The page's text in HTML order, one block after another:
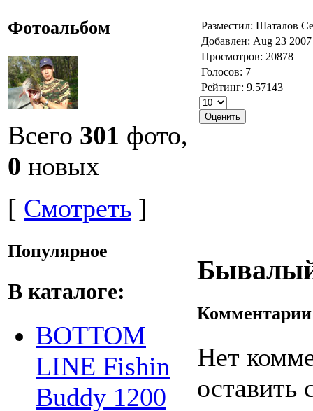
Фотоальбом
Всего 301 фото,
0 новых
[ Смотреть ]
Популярное
В каталоге:
BOTTOM
LINE Fishin
Buddy 1200
Разместил: Шаталов
Добавлен: Aug 23 2007
Просмотров: 20878
Голосов: 7
Рейтинг: 9.57143
Нет
оставить